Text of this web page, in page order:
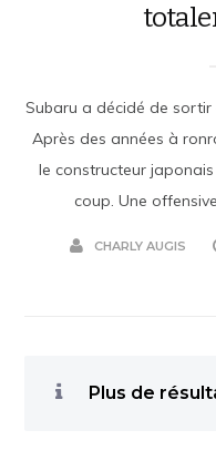
Subaru a décidé de
Après des années à
le constructeur
coup. Une
CHARLY AUGIS
Plus de